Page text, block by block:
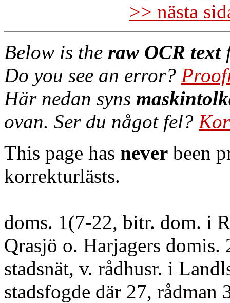
>> nästa
Below is the raw OCR text
Do you see an error?
Här nedan syns
ovan. Ser du något fel?
This page has never been
korrekturlästs.
doms. 1(7-22, bitr. dom. i
Qrasjö o. Harjagers
stadsnät, v. rådhusr. i
stadsfogde där 27, rådman